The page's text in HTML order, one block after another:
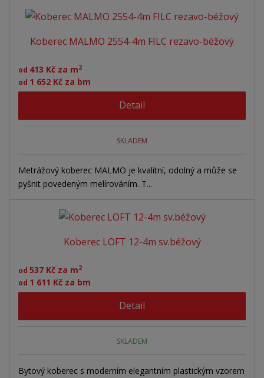
Koberec MALMO 2554-4m FILC rezavo-béžový
od 413 Kč za m2
od 1 652 Kč za bm
Detail
SKLADEM
Metrážový koberec MALMO je kvalitní, odolný a může se
pyšnit povedeným melírováním. T...
Koberec LOFT 12-4m sv.béžový
od 537 Kč za m2
od 1 611 Kč za bm
Detail
SKLADEM
Bytový koberec s moderním elegantním plastickým vzorem